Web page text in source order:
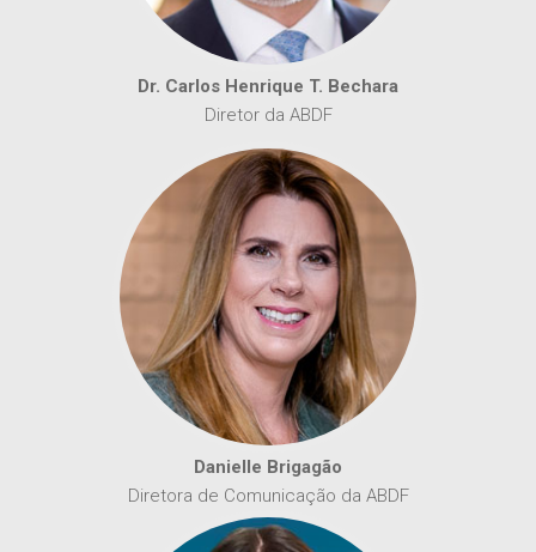
Dr. Carlos Henrique T. Bechara
Diretor da ABDF
Danielle Brigagão
Diretora de Comunicação da ABDF